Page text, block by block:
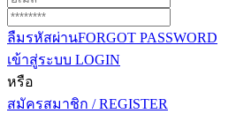
ลืมรหัสผ่านFORGOT PASSWORD
เข้าสู่ระบบ LOGIN
หรือ
สมัครสมาชิก / REGISTER